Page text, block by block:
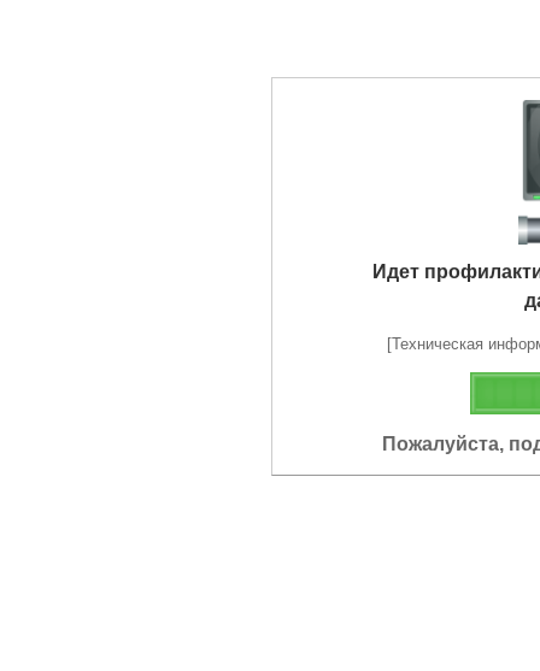
Идет
[Техническая
Пожалуйста,